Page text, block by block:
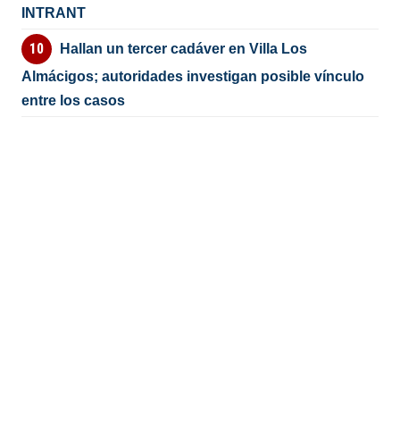
INTRANT
Hallan un tercer cadáver en Villa Los
Almácigos; autoridades investigan posible vínculo
entre los casos